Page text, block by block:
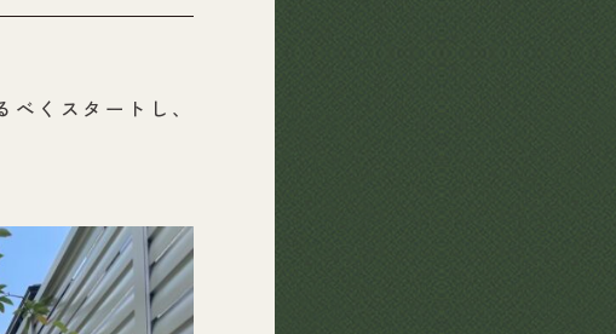
べくスタートし、